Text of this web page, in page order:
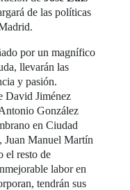
de las políticas
por un magnífico
llevarán las
y pasión.
David Jiménez
González
en Ciudad
Juan Manuel Martín
el resto de
labor en
tendrán sus